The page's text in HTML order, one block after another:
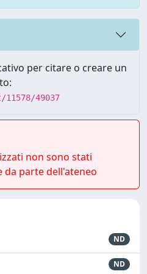
per citare o creare un
49037
non sono stati
da parte dell'ateneo
ND
ND